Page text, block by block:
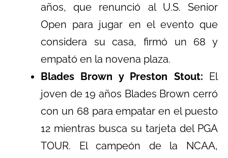
años, que renunció al U.S. Senior
Open para jugar en el evento que
considera su casa, firmó un 68 y
empató en la novena plaza.
Blades Brown y Preston Stout: El
joven de 19 años Blades Brown cerró
con un 68 para empatar en el puesto
12 mientras busca su tarjeta del PGA
TOUR. El campeón de la NCAA,